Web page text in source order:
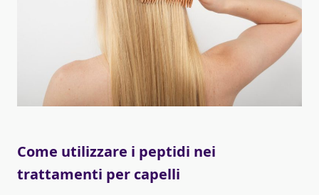
Come utilizzare i peptidi nei
trattamenti per capelli